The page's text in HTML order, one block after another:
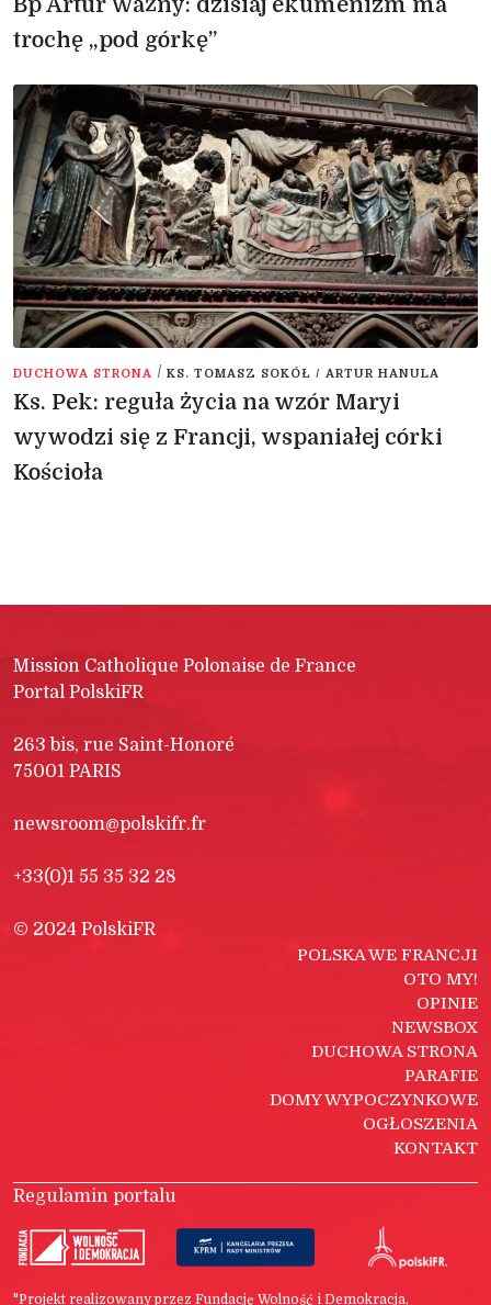
trochę „pod górkę”
DUCHOWA STRONA / KS. TOMASZ SOKÓŁ / ARTUR HANULA
Ks. Pek: reguła życia na wzór Maryi
wywodzi się z Francji, wspaniałej córki
Kościoła
Mission Catholique Polonaise de France
Portal PolskiFR
263 bis, rue Saint-Honoré
75001 PARIS
newsroom@polskifr.fr
+33(0)1 55 35 32 28
© 2024 PolskiFR
POLSKA WE FRANCJI
OTO MY!
OPINIE
NEWSBOX
DUCHOWA STRONA
PARAFIE
DOMY WYPOCZYNKOWE
OGŁOSZENIA
KONTAKT
Regulamin portalu
"Projekt realizowany przez Fundację Wolność i Demokracja,